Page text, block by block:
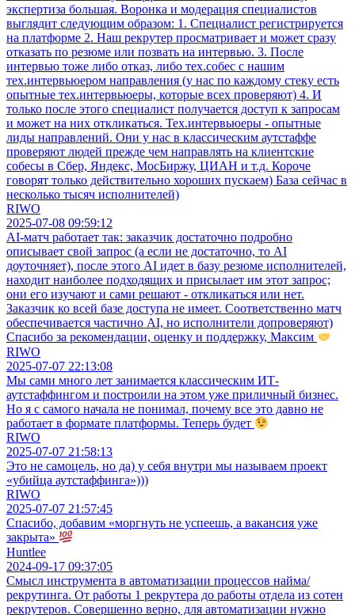
экспертиза большая. Воронка и модерация специалистов
выглядит следующим образом: 1. Специалист регистрируется
на платформе 2. Наш рекрутер просматривает и может сразу
отказать по резюме или позвать на интервью. 3. После
интервью тоже либо отказ, либо тех.собес с нашим
тех.интервьюером направления (у нас по каждому стеку есть
опытные тех.интервьюеры, которые всех проверяют) 4. И
только после этого специалист получается доступ к запросам
и может на них откликаться. Тех.интервьюеры - опытные
лиды направлений. Они у нас в классическим аутстаффе
проверяют людей прежде чем направлять на клиентские
собесы в Сбер, Яндекс, МосБиржу, ЦИАН и т.д. Короче
говорят только действительно хороших пускаем) База сейчас в
несколько тысяч исполнителей)
RIWO
2025-07-08 09:59:12
AI-матч работает так: заказчик достаточно подробно
описывает свой запрос (а если не достаточно, то AI
доуточняет), после этого AI идет в базу резюме исполнителей,
находит наиболее подходящих и присылает им этот запрос;
они его изучают и сами решают - откликаться или нет.
Заказчик ко всей базе доступа не имеет. Соответственно матч
обеспечивается частично AI, но исполнители допроверяют)
Спасибо за рекомендации, оценку и поддержку, Максим
RIWO
2025-07-07 22:13:08
Мы сами много лет занимается классическим ИТ-
аутстаффингом и построили на этом уже приличный бизнес.
Но я с самого начала не понимал, почему все это давно не
работает в формате платформы. Теперь будет
RIWO
2025-07-07 21:58:13
Это не самоцель, но да) у себя внутри мы называем проект
«убийца аутстаффинга»)))
RIWO
2025-07-07 21:57:45
Спасибо, добавим «моргнуть не успеешь, а вакансия уже
закрыта»
Huntlee
2024-09-17 09:37:05
Смысл инструмента в автоматизации процессов найма/
рекрутинга. От работы 1 рекрутера до работы отдела из сотен
рекрутеров. Совершенно верно, для автоматизации нужно